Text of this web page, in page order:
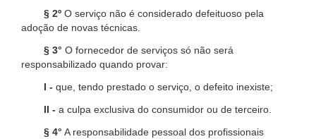
§ 2º O serviço não é considerado defeituoso pela
adoção de novas técnicas.
§ 3° O fornecedor de serviços só não será
responsabilizado quando provar:
I - que, tendo prestado o serviço, o defeito inexiste;
II - a culpa exclusiva do consumidor ou de terceiro.
§ 4° A responsabilidade pessoal dos profissionais